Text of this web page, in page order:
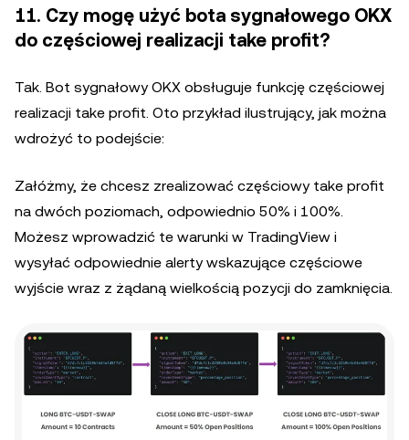
11. Czy mogę użyć bota sygnałowego OKX
do częściowej realizacji take profit?
Tak. Bot sygnałowy OKX obsługuje funkcję częściowej
realizacji take profit. Oto przykład ilustrujący, jak można
wdrożyć to podejście:
Załóżmy, że chcesz zrealizować częściowy take profit
na dwóch poziomach, odpowiednio 50% i 100%.
Możesz wprowadzić te warunki w TradingView i
wysyłać odpowiednie alerty wskazujące częściowe
wyjście wraz z żądaną wielkością pozycji do zamknięcia.